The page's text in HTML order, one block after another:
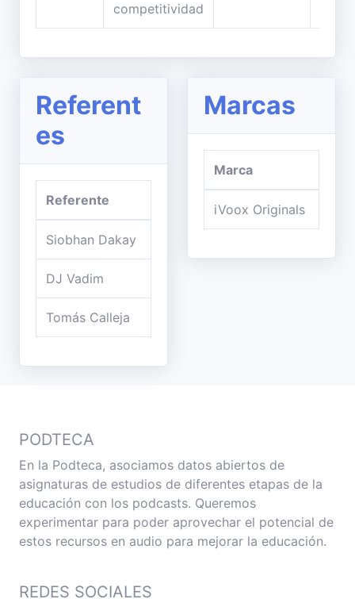
competitividad
Referent
es
Referente
Siobhan Dakay
DJ Vadim
Tomás Calleja
Marcas
Marca
iVoox Originals
PODTECA
En la Podteca, asociamos datos abiertos de
asignaturas de estudios de diferentes etapas de la
educación con los podcasts. Queremos
experimentar para poder aprovechar el potencial de
estos recursos en audio para mejorar la educación.
REDES SOCIALES